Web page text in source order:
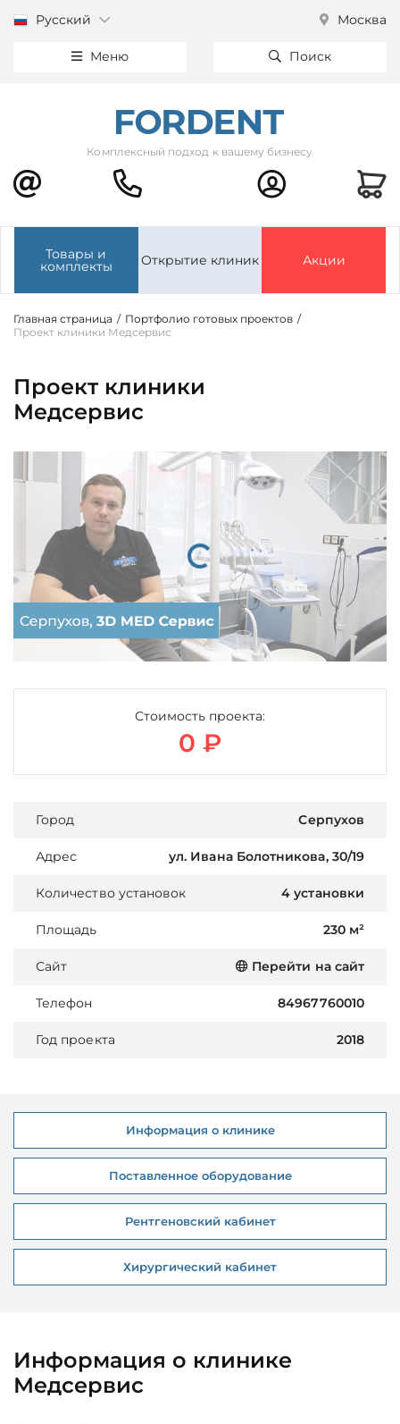
Русский Москва
Меню Поиск
Комплексный подход к вашему бизнесу
Товары и
комплекты Открытие клиник Акции
Главная страница / Портфолио готовых проектов /
Проект клиники Медсервис
Проект клиники
Медсервис
Загрузка...
Стоимость проекта:
0 ₽
Город Серпухов
Адрес ул. Ивана Болотникова, 30/19
Количество установок 4 установки
Площадь 230 м²
Сайт Перейти на сайт
Телефон 84967760010
Год проекта 2018
Информация о клинике
Поставленное оборудование
Рентгеновский кабинет
Хирургический кабинет
Информация о клинике
Медсервис